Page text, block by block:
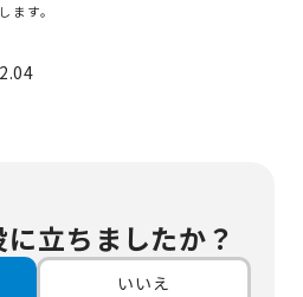
ます。
立ちましたか？
いいえ